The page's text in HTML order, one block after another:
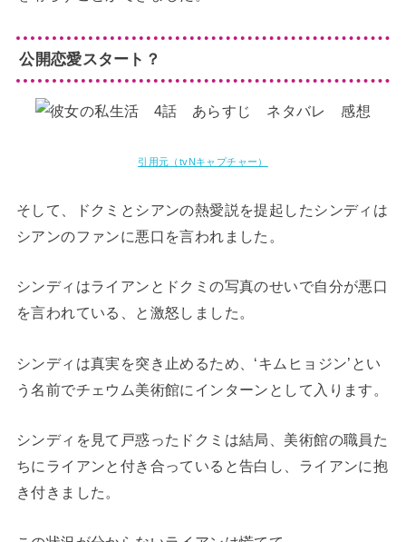
公開恋愛スタート？
引用元（tvNキャプチャー）
そして、ドクミとシアンの熱愛説を提起したシンディは
シアンのファンに悪口を言われました。
シンディはライアンとドクミの写真のせいで自分が悪口
を言われている、と激怒しました。
シンディは真実を突き止めるため、‘キムヒョジン’とい
う名前でチェウム美術館にインターンとして入ります。
シンディを見て戸惑ったドクミは結局、美術館の職員た
ちにライアンと付き合っていると告白し、ライアンに抱
き付きました。